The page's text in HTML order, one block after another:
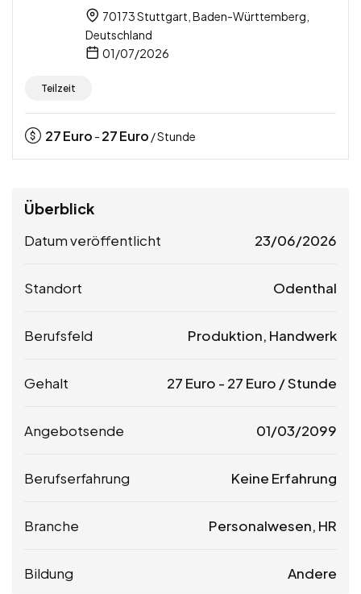
70173 Stuttgart, Baden-Württemberg,
Deutschland
01/07/2026
Teilzeit
27Euro - 27Euro / Stunde
Überblick
Datum veröffentlicht 23/06/2026
Standort Odenthal
Berufsfeld Produktion, Handwerk
Gehalt 27 Euro - 27 Euro / Stunde
Angebotsende 01/03/2099
Berufserfahrung Keine Erfahrung
Branche Personalwesen, HR
Bildung Andere